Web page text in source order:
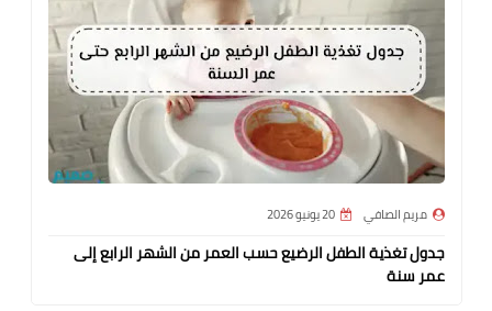
مريم الصافي 20 يونيو 2026
جدول تغذية الطفل الرضيع حسب العمر من الشهر الرابع إلى
عمر سنة